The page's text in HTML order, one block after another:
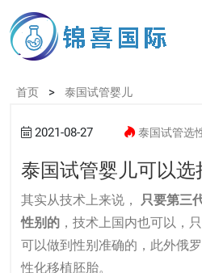
首页 > 泰国试管婴儿
2021-08-27 泰国试管选
泰国试管婴儿可以
其实从技术上来说， 只要第三
性别的 ，技术上国内也可以，
可以做到性别准确的，此外俄
性化移植胚胎。